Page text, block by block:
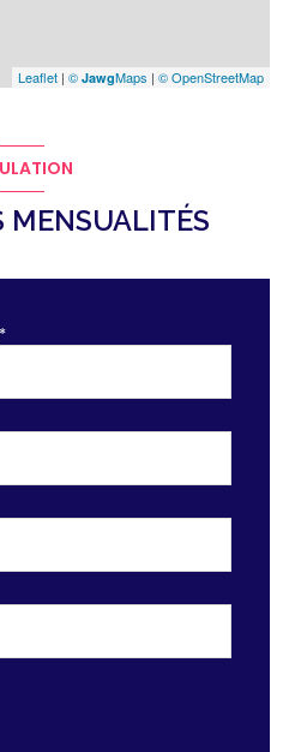
Leaflet | © JawgMaps | © OpenStreetMap
MENSUALITÉS